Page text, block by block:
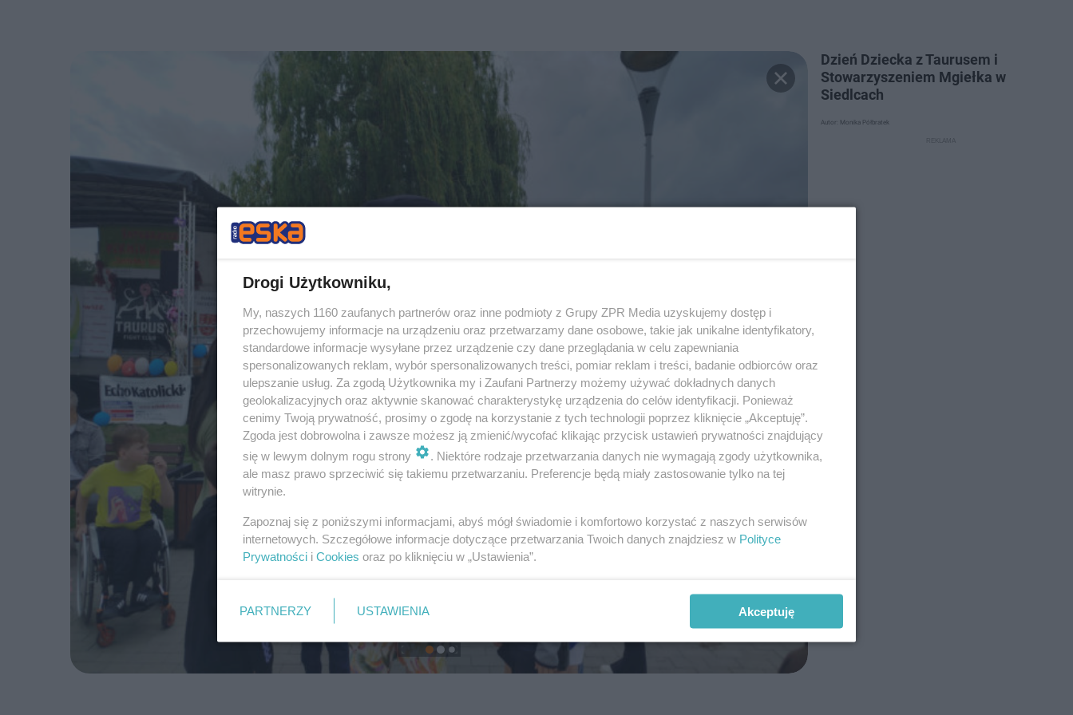
Dzień Dziecka z Taurusem i
Stowarzyszeniem Mgiełka w
Siedlcach
Autor: Monika Półbratek
Drogi Użytkowniku,
My, naszych 1160 zaufanych partnerów oraz inne podmioty z Grupy ZPR Media uzyskujemy dostęp i
przechowujemy informacje na urządzeniu oraz przetwarzamy dane osobowe, takie jak unikalne identyfikatory,
standardowe informacje wysyłane przez urządzenie czy dane przeglądania w celu zapewniania
spersonalizowanych reklam, wybór spersonalizowanych treści, pomiar reklam i treści, badanie odbiorców oraz
ulepszanie usług. Za zgodą Użytkownika my i Zaufani Partnerzy możemy używać dokładnych danych
geolokalizacyjnych oraz aktywnie skanować charakterystykę urządzenia do celów identyfikacji. Ponieważ
cenimy Twoją prywatność, prosimy o zgodę na korzystanie z tych technologii poprzez kliknięcie „Akceptuję”.
Zgoda jest dobrowolna i zawsze możesz ją zmienić/wycofać klikając przycisk ustawień prywatności znajdujący
się w lewym dolnym rogu strony
. Niektóre rodzaje przetwarzania danych nie wymagają zgody użytkownika,
ale masz prawo sprzeciwić się takiemu przetwarzaniu. Preferencje będą miały zastosowanie tylko na tej
witrynie.
Zapoznaj się z poniższymi informacjami, abyś mógł świadomie i komfortowo korzystać z naszych serwisów
internetowych. Szczegółowe informacje dotyczące przetwarzania Twoich danych znajdziesz w Polityce
Prywatności i Cookies oraz po kliknięciu w „Ustawienia”.
PARTNERZY USTAWIENIA Akceptuję